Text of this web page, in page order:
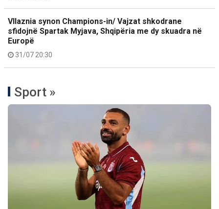
Vllaznia synon Champions-in/ Vajzat shkodrane
sfidojnë Spartak Myjava, Shqipëria me dy skuadra në
Europë
31/07 20:30
Sport »